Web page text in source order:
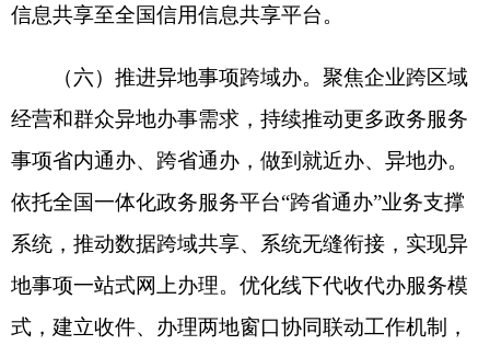
（八）充分发挥政务服务平台支撑作用。依托
全国一体化政务服务平台打造政务服务线上线下总
枢纽，强化公共应用支撑体系建设，提升统一的自
然人和法人身份认证、跨域电子印章验签、办件调
度、用户管理等支撑能力。国务院部门要加快整合
务平台以数据接口等方式对接联通，推动条块系统
更好融合互通。各省（自治区、直辖市）要强化政